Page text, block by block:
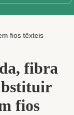
fios têxteis
fibra
fios